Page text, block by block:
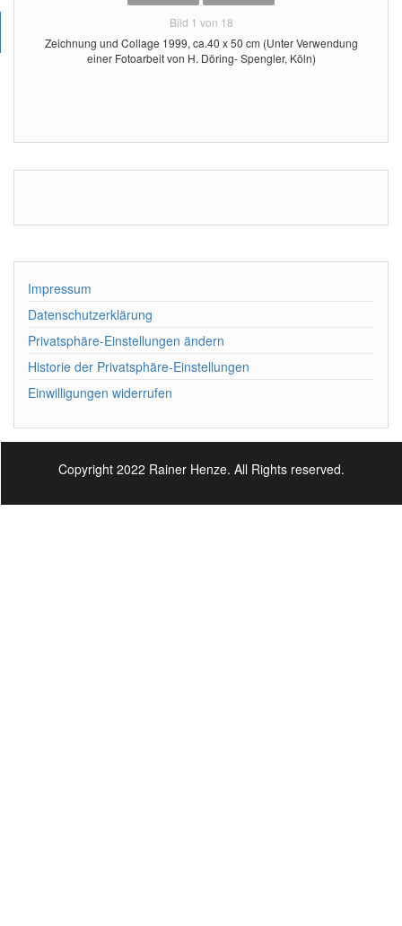
Bild 1 von 18
Zeichnung und Collage 1999, ca.40 x 50 cm (Unter Verwendung
einer Fotoarbeit von H. Döring- Spengler, Köln)
Impressum
Datenschutzerklärung
Privatsphäre-Einstellungen ändern
Historie der Privatsphäre-Einstellungen
Einwilligungen widerrufen
Copyright 2022 Rainer Henze. All Rights reserved.